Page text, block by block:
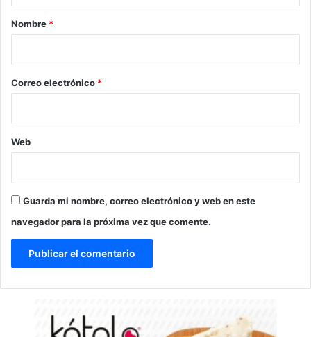
r
*
Nombre *
Correo electrónico *
Web
Guarda mi nombre, correo electrónico y web en este
navegador para la próxima vez que comente.